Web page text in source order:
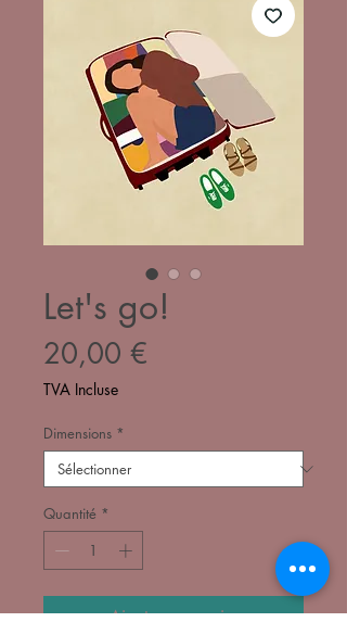
Let's go!
20,00 €
TVA Incluse
Dimensions *
Quantité *
Ajouter au panier